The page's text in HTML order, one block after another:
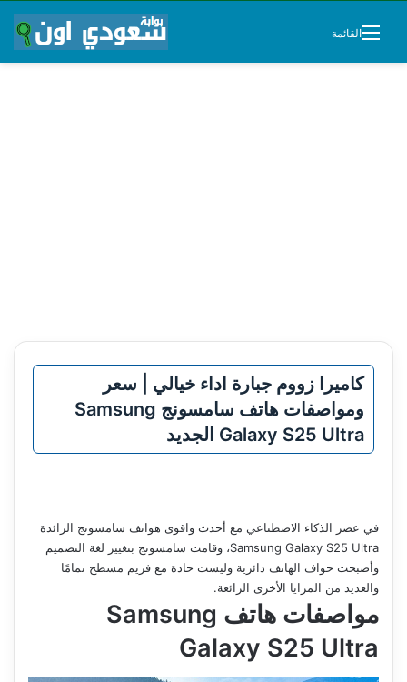
القائمة
كاميرا زووم جبارة اداء خيالي | سعر
ومواصفات هاتف سامسونج Samsung
Galaxy S25 Ultra الجديد
في عصر الذكاء الاصطناعي مع أحدث واقوى هواتف سامسونج الرائدة
Samsung Galaxy S25 Ultra، وقامت سامسونج بتغيير لغة التصميم
وأصبحت حواف الهاتف دائرية وليست حادة مع فريم مسطح تمامًا
والعديد من المزايا الأخرى الرائعة.
مواصفات هاتف Samsung
Galaxy S25 Ultra